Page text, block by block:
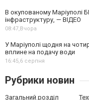
В окупованому Маріуполі
інфраструктуру, — ВІДЕО
08:47,Вчора
У Маріуполі щодня на
вплине на подачу води
16:45,6 серпня
Рубрики новин
Загальний розділ